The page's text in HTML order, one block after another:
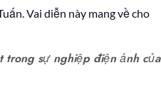
Vai diễn này mang về cho
trong sự nghiệp điện ảnh của